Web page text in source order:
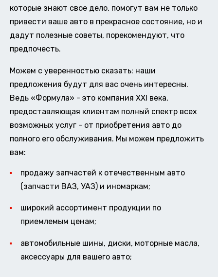
которые знают свое дело, помогут вам не только
привести ваше авто в прекрасное состояние, но и
дадут полезные советы, порекомендуют, что
предпочесть.
Можем с уверенностью сказать: наши
предложения будут для вас очень интересны.
Ведь «Формула» - это компания XXI века,
предоставляющая клиентам полный спектр всех
возможных услуг - от приобретения авто до
полного его обслуживания. Мы можем предложить
вам:
продажу запчастей к отечественным авто
(запчасти ВАЗ, УАЗ) и иномаркам;
широкий ассортимент продукции по
приемлемым ценам;
автомобильные шины, диски, моторные масла,
аксессуары для вашего авто;